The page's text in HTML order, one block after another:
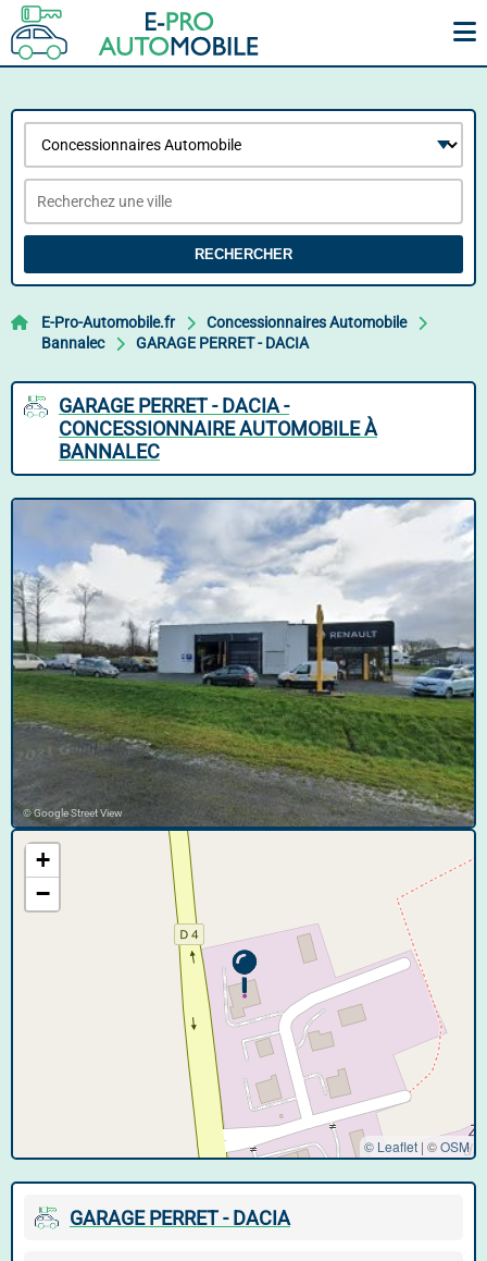
RECHERCHER
E-Pro-Automobile.fr
Concessionnaires Automobile
Bannalec
GARAGE PERRET - DACIA
GARAGE PERRET - DACIA -
CONCESSIONNAIRE AUTOMOBILE À
BANNALEC
© Google Street View
+
−
© Leaflet | ©OSM
GARAGE PERRET - DACIA